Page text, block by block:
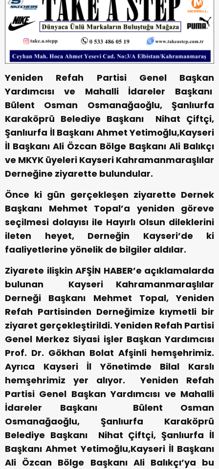
Yeniden Refah Partisi Genel Başkan
Yardımcısı ve Mahalli İdareler Başkanı
Bülent Osman Osmanağaoğlu, Şanlıurfa
Karaköprü Belediye Başkanı Nihat Çiftçi,
Şanlıurfa İl Başkanı Ahmet Yetimoğlu,Kayseri
İl Başkanı Ali Özcan Bölge Başkanı Ali Balıkçı
ve MKYK üyeleri Kayseri Kahramanmaraşlılar
Derneğine ziyarette bulundular.
Önce ki gün gerçekleşen ziyarette Dernek
Başkanı Mehmet Topal’a yeniden göreve
seçilmesi dolayısı ile Hayırlı Olsun dileklerini
ileten heyet, Derneğin Kayseri’de ki
faaliyetlerine yönelik de bilgiler aldılar.
Ziyarete ilişkin AFŞİN HABER’e açıklamalarda
bulunan Kayseri Kahramanmaraşlılar
Derneği Başkanı Mehmet Topal, Yeniden
Refah Partisinden Derneğimize kıymetli bir
ziyaret gerçekleştirildi. Yeniden Refah Partisi
Genel Merkez Siyasi işler Başkan Yardımcısı
Prof. Dr. Gökhan Bolat Afşinli hemşehrimiz.
Ayrıca Kayseri İl Yönetimde Bilal Karslı
hemşehrimiz yer alıyor. Yeniden Refah
Partisi Genel Başkan Yardımcısı ve Mahalli
İdareler Başkanı Bülent Osman
Osmanağaoğlu, Şanlıurfa Karaköprü
Belediye Başkanı Nihat Çiftçi, Şanlıurfa İl
Başkanı Ahmet Yetimoğlu,Kayseri İl Başkanı
Ali Özcan Bölge Başkanı Ali Balıkçı’ya bu